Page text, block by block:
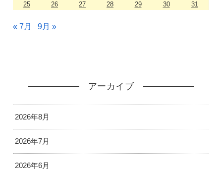
25
26 27 28 29 30 31
« 7月 9月 »
アーカイブ
2026年8月
2026年7月
2026年6月